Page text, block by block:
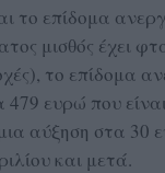
το επίδομα
μισθός έχει
το επίδομα
479 ευρώ που
αύξηση στα 30
και μετά.